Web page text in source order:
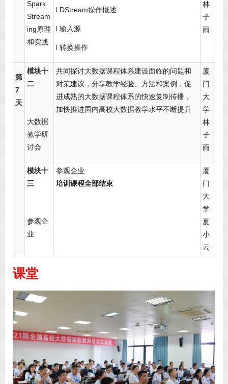
Spark
Stream
ing原理
和实践
l DStream操作概述
l 输入源
l 转换操作
林
子
雨
第
7
天
模块十
二
大数据
教学研
讨会
共同探讨大数据课程体系建设面临的问题和
对策建议，分享教学经验、方法和案例，促
进成熟的大数据课程体系的快速复制传播，
加快推进国内高校大数据教学水平不断提升
厦
门
大
学
林
子
雨
模块十
三
参观企
业
参观企业
培训课程全部结束
厦
门
大
学
夏
小
云
课堂